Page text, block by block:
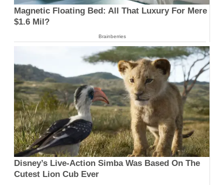
Magnetic Floating Bed: All That Luxury For Mere
$1.6 Mil?
Brainberries
Disney’s Live-Action Simba Was Based On The
Cutest Lion Cub Ever